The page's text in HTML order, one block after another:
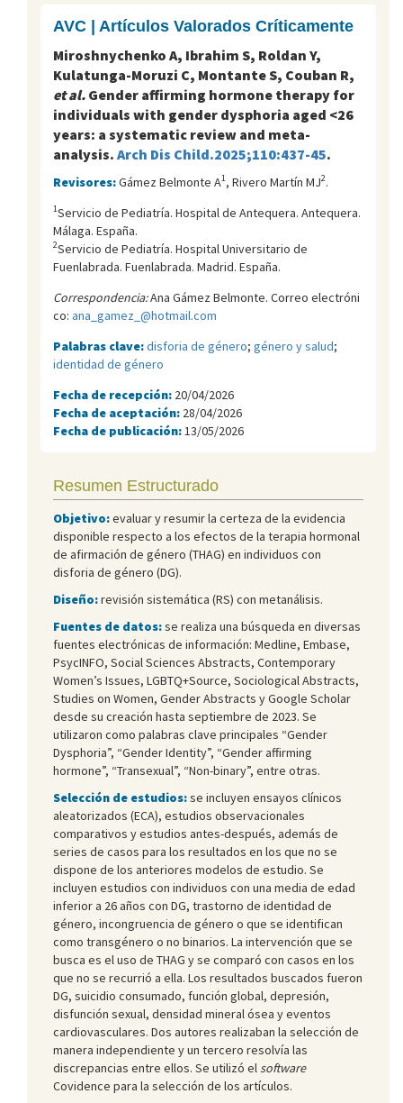
AVC | Artículos Valorados Críticamente
Miroshnychenko A, Ibrahim S, Roldan Y,
Kulatunga-Moruzi C, Montante S, Couban R,
et al. Gender affirming hormone therapy for
individuals with gender dysphoria aged <26
years: a systematic review and meta-
analysis. Arch Dis Child.2025;110:437-45.
Revisores:Gámez Belmonte A1, Rivero Martín MJ2.
1Servicio de Pediatría. Hospital de Antequera. Antequera.
Málaga. España.
2Servicio de Pediatría. Hospital Universitario de
Fuenlabrada. Fuenlabrada. Madrid. España.
Correspondencia:Ana Gámez Belmonte. Correo electróni
co: ana_gamez_@hotmail.com
Palabras clave:disforia de género; género y salud;
identidad de género
Fecha de recepción: 20/04/2026
Fecha de aceptación: 28/04/2026
Fecha de publicación: 13/05/2026
Resumen Estructurado
Objetivo:evaluar y resumir la certeza de la evidencia
disponible respecto a los efectos de la terapia hormonal
de afirmación de género (THAG) en individuos con
disforia de género (DG).
Diseño:revisión sistemática (RS) con metanálisis.
Fuentes de datos:se realiza una búsqueda en diversas
fuentes electrónicas de información: Medline, Embase,
PsycINFO, Social Sciences Abstracts, Contemporary
Women’s Issues, LGBTQ+Source, Sociological Abstracts,
Studies on Women, Gender Abstracts y Google Scholar
desde su creación hasta septiembre de 2023. Se
utilizaron como palabras clave principales “Gender
Dysphoria”, “Gender Identity”, “Gender affirming
hormone”, “Transexual”, “Non-binary”, entre otras.
Selección de estudios:se incluyen ensayos clínicos
aleatorizados (ECA), estudios observacionales
comparativos y estudios antes-después, además de
series de casos para los resultados en los que no se
dispone de los anteriores modelos de estudio. Se
incluyen estudios con individuos con una media de edad
inferior a 26 años con DG, trastorno de identidad de
género, incongruencia de género o que se identifican
como transgénero o no binarios. La intervención que se
busca es el uso de THAG y se comparó con casos en los
que no se recurrió a ella. Los resultados buscados fueron
DG, suicidio consumado, función global, depresión,
disfunción sexual, densidad mineral ósea y eventos
cardiovasculares. Dos autores realizaban la selección de
manera independiente y un tercero resolvía las
discrepancias entre ellos. Se utilizó el software
Covidence para la selección de los artículos.